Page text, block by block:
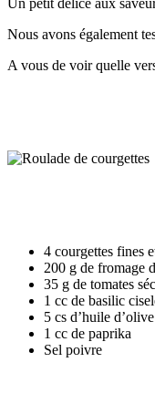
Un petit délice aux
Nous avons également
A vous de voir quelle
4 courgettes fines
200 g de fromage
35 g de tomates
1 cc de basilic
5 cs d’huile d’olive
1 cc de paprika
Sel poivre